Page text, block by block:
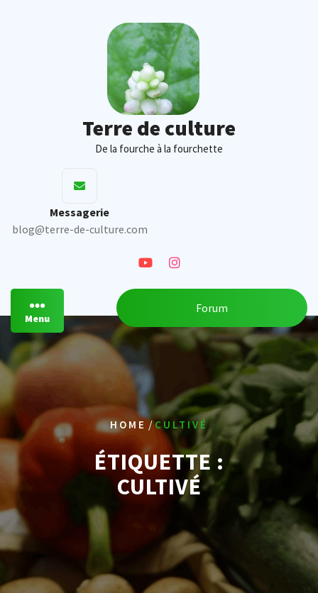
Terre de culture
De la fourche à la fourchette
Messagerie
blog@terre-de-culture.com
Menu
Forum
HOME /CULTIVÉ
ÉTIQUETTE :
CULTIVÉ